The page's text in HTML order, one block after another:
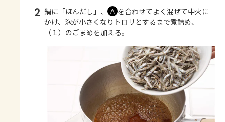
2 鍋に「ほんだし」、 Ａ を合わせてよく混ぜて中火に
かけ、泡が小さくなりトロリとするまで煮詰め、
（１）のごまめを加える。